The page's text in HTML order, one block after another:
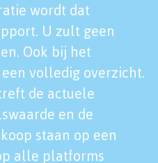
wordt dat
U zult geen
Ook bij het
volledig overzicht.
de actuele
en de
staan op een
alle platforms